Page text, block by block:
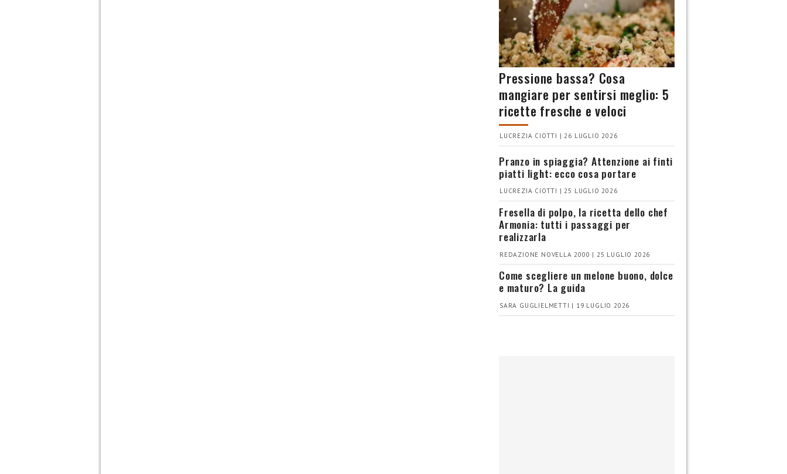
Pressione bassa? Cosa
mangiare per sentirsi meglio: 5
ricette fresche e veloci
LUCREZIA CIOTTI | 26 LUGLIO 2026
Pranzo in spiaggia? Attenzione ai finti
piatti light: ecco cosa portare
LUCREZIA CIOTTI | 25 LUGLIO 2026
Fresella di polpo, la ricetta dello chef
Armonia: tutti i passaggi per
realizzarla
REDAZIONE NOVELLA 2000 | 25 LUGLIO 2026
Come scegliere un melone buono, dolce
e maturo? La guida
SARA GUGLIELMETTI | 19 LUGLIO 2026